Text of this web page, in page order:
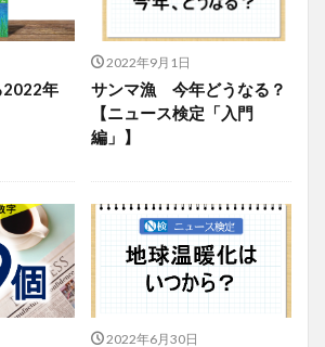
2022年
2022年9月1日
サンマ漁 今年どうなる？
【ニュース検定「入門
編」】
2022年6月30日